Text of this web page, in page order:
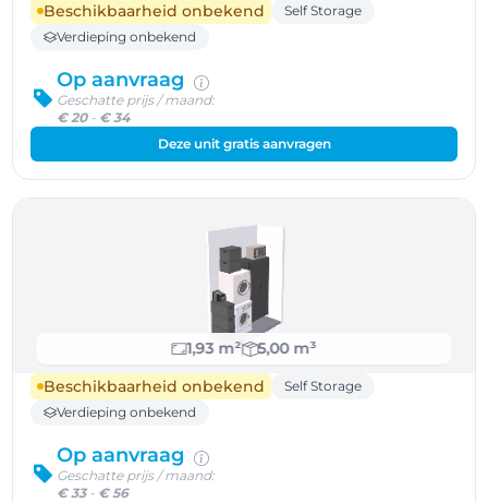
Beschikbaarheid onbekend
Self Storage
Verdieping onbekend
Op aanvraag
Geschatte prijs / maand:
€ 20- € 34
Deze unit gratis aanvragen
1,93 m²
5,00 m³
Beschikbaarheid onbekend
Self Storage
Verdieping onbekend
Op aanvraag
Geschatte prijs / maand:
€ 33- € 56